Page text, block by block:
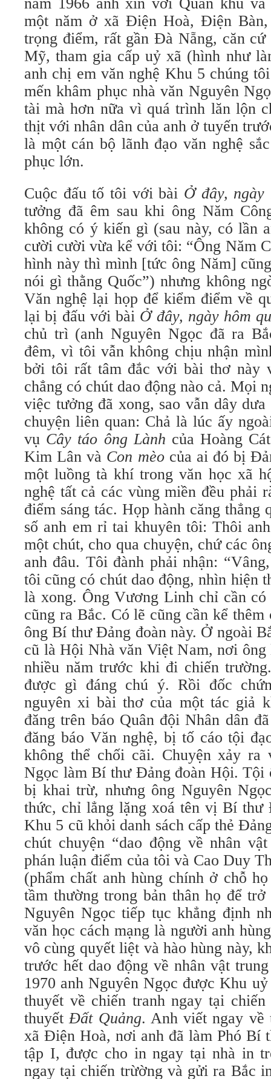
một năm ở xã Điện Hoà, Điện
trọng điểm, rất gần Đà Nẵng, căn cứ
Mỹ, tham gia cấp uỷ xã (hình như
anh chị em văn nghệ Khu 5 chúng
mến khâm phục nhà văn Nguyên
tài mà hơn nữa vì quá trình lăn lộn
thịt với nhân dân của anh ở tuyến
là một cán bộ lãnh đạo văn nghệ
phục lớn.
Cuộc đấu tố tôi với bài Ở đây,
tưởng đã êm sau khi ông Năm
không có ý kiến gì (sau này, có lần
cười cười vừa kể với tôi: “Ông Năm
hình này thì mình [tức ông Năm]
nói gì thằng Quốc”) nhưng không
Văn nghệ lại họp để kiểm điểm về
lại bị đấu với bài Ở đây, ngày hôm
chủ trì (anh Nguyên Ngọc đã ra
đêm, vì tôi vẫn không chịu nhận
bởi tôi rất tâm đắc với bài thơ này
chẳng có chút dao động nào cả. Mọi
việc tưởng đã xong, sao vẫn dây
chuyện liên quan: Chả là lúc ấy
vụ Cây táo ông Lành của Hoàng
Kim Lân và Con mèocủa ai đó bị
một luồng tà khí trong văn học xã
nghệ tất cả các vùng miền đều phải
điểm sáng tác. Họp hành căng thẳng
số anh em rỉ tai khuyên tôi: Thôi
một chút, cho qua chuyện, chứ các
anh đâu. Tôi đành phải nhận:
tôi cũng có chút dao động, nhìn hiện
là xong. Ông Vương Linh chỉ cần có
cũng ra Bắc. Có lẽ cũng cần kể
ông Bí thư Đảng đoàn này. Ở ngoài
cũ là Hội Nhà văn Việt Nam, nơi ông
nhiều năm trước khi đi chiến
được gì đáng chú ý. Rồi đốc
nguyên xi bài thơ của một tác giả
đăng trên báo Quân đội Nhân dân
đăng báo Văn nghệ, bị tố cáo tội
không thể chối cãi. Chuyện xảy ra
Ngọc làm Bí thư Đảng đoàn Hội. Tội
bị khai trừ, nhưng ông Nguyên
thức, chỉ lẳng lặng xoá tên vị Bí thư
Khu 5 cũ khỏi danh sách cấp thẻ
chút chuyện “dao động về nhân
phán luận điểm của tôi và Cao Duy
(phẩm chất anh hùng chính ở chỗ
tầm thường trong bản thân họ để trở
Nguyên Ngọc tiếp tục khẳng định
văn học cách mạng là người anh
vô cùng quyết liệt và hào hùng này,
trước hết dao động về nhân vật
1970 anh Nguyên Ngọc được Khu
thuyết về chiến tranh ngay tại
thuyếtĐất Quảng. Anh viết ngay về
xã Điện Hoà, nơi anh đã làm Phó Bí
tập I, được cho in ngay tại nhà in
ngay tại chiến trừờng và gửi ra Bắc